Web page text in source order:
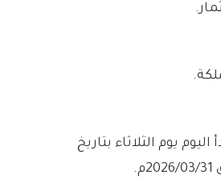
اليوم يوم الثلاثاء بتاريخ